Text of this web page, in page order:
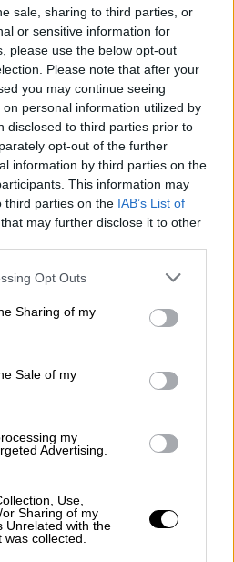
sale, sharing to third parties, or
or sensitive information for
please use the below opt-out
Please note that after your
you may continue seeing
personal information utilized by
disclosed to third parties prior to
opt-out of the further
information by third parties on the
This information may
third parties on the IAB’s List of
that may further disclose it to other
app uses one or more Google
behaviour. You may click to
and its third-party tags to
purposes in below Google
Opt Outs
Sharing of my
Sale of my
my
Advertising.
Use,
Sharing of my
Unrelated with the
collected.
μητέρα του»:
κατά της Αγγελικής
του Μπάμπη
της οικογένειας